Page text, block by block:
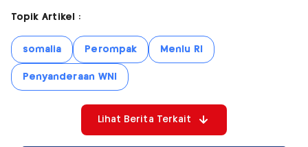
Topik Artikel :
somalia Perompak Menlu RI
Penyanderaan WNI
Lihat Berita Terkait